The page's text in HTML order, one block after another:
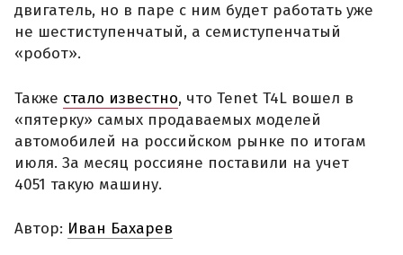
двигатель, но в паре с ним будет работать уже
не шестиступенчатый, а семиступенчатый
«робот».
Также стало известно, что Tenet T4L вошел в
«пятерку» самых продаваемых моделей
автомобилей на российском рынке по итогам
июля. За месяц россияне поставили на учет
4051 такую машину.
Автор: Иван Бахарев